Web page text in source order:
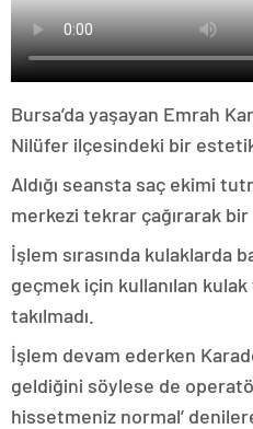
Bursa’da yaşayan Emrah
Nilüfer ilçesindeki bir
Aldığı seansta saç ekimi
merkezi tekrar çağırarak bir
İşlem sırasında kulaklarda
geçmek için kullanılan kulak
takılmadı.
İşlem devam ederken
geldiğini söylese de
hissetmeniz normal’